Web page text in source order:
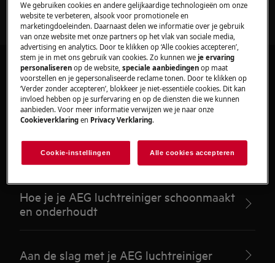
Aanbevolen artikelen
voor Luchtreinigers
Hoe je je AEG luchtreiniger schoonmaakt
en onderhoudt
Aan de slag met je AEG luchtreiniger
We gebruiken cookies en andere gelijkaardige technologieën om onze
website te verbeteren, alsook voor promotionele en
marketingdoeleinden. Daarnaast delen we informatie over je gebruik
van onze website met onze partners op het vlak van sociale media,
advertising en analytics. Door te klikken op ‘Alle cookies accepteren’,
stem je in met ons gebruik van cookies. Zo kunnen weje ervaring
personaliseren op de website,speciale aanbiedingen op maat
voorstellen en je gepersonaliseerde reclame tonen. Door te klikken op
‘Verder zonder accepteren’, blokkeer je niet-essentiële cookies. Dit kan
invloed hebben op je surfervaring en op de diensten die we kunnen
aanbieden. Voor meer informatie verwijzen we je naar onze
Cookieverklaring en Privacy Verklaring.
Cookie-instellingen Alle cookies accepteren